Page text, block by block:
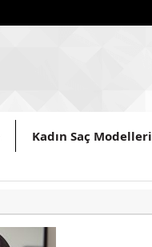
Kadın Saç Modelleri